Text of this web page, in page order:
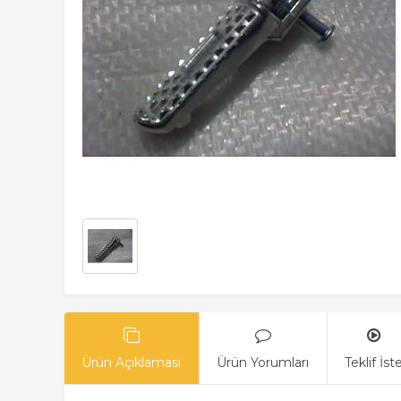
Ürün Açıklaması Ürün Yorumları Teklif